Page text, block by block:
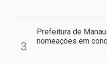
3
Prefeitura de
nomeações em